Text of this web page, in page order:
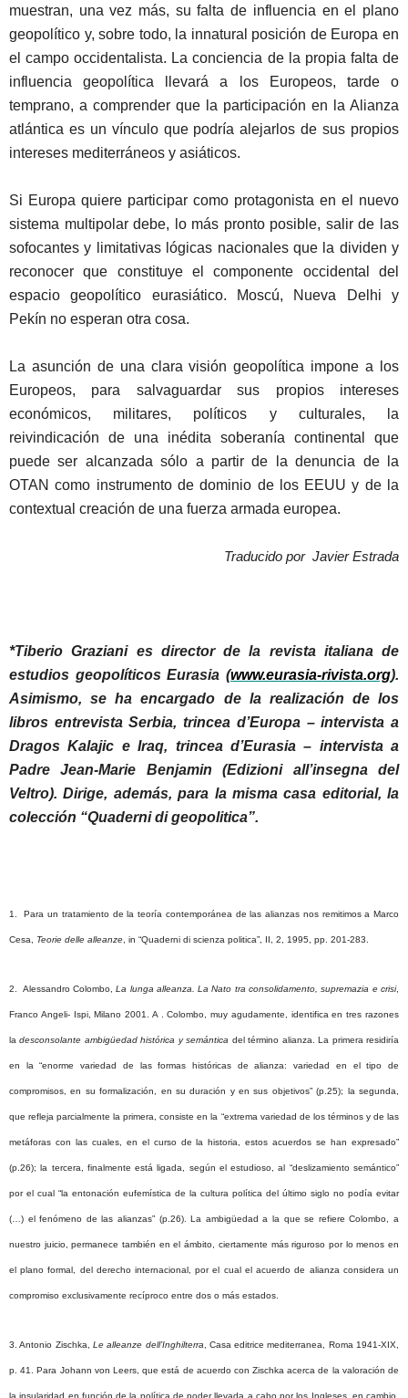
muestran, una vez más, su falta de influencia en el plano
geopolítico y, sobre todo, la innatural posición de Europa en
el campo occidentalista. La conciencia de la propia falta de
influencia geopolítica llevará a los Europeos, tarde o
temprano, a comprender que la participación en la Alianza
atlántica es un vínculo que podría alejarlos de sus propios
intereses mediterráneos y asiáticos.
Si Europa quiere participar como protagonista en el nuevo
sistema multipolar debe, lo más pronto posible, salir de las
sofocantes y limitativas lógicas nacionales que la dividen y
reconocer que constituye el componente occidental del
espacio geopolítico eurasiático. Moscú, Nueva Delhi y
Pekín no esperan otra cosa.
La asunción de una clara visión geopolítica impone a los
Europeos, para salvaguardar sus propios intereses
económicos, militares, políticos y culturales, la
reivindicación de una inédita soberanía continental que
puede ser alcanzada sólo a partir de la denuncia de la
OTAN como instrumento de dominio de los EEUU y de la
contextual creación de una fuerza armada europea.
Traducido por Javier Estrada
*Tiberio Graziani es director de la revista italiana de
estudios geopolíticos Eurasia (www.eurasia-rivista.org).
Asimismo, se ha encargado de la realización de los
libros entrevista Serbia, trincea d’Europa – intervista a
Dragos Kalajic e Iraq, trincea d’Eurasia – intervista a
Padre Jean-Marie Benjamin (Edizioni all’insegna del
Veltro). Dirige, además, para la misma casa editorial, la
colección “Quaderni di geopolitica”.
1. Para un tratamiento de la teoría contemporánea de las alianzas nos remitimos a Marco
Cesa, Teorie delle alleanze , in “Quaderni di scienza politica”, II, 2, 1995, pp. 201-283.
2. Alessandro Colombo,La lunga alleanza.La Nato tra consolidamento, supremazia e crisi,
Franco Angeli- Ispi, Milano 2001. A . Colombo, muy agudamente, identifica en tres razones
ladesconsolante ambigüedad histórica y semántica del término alianza. La primera residiría
en la “enorme variedad de las formas históricas de alianza: variedad en el tipo de
compromisos, en su formalización, en su duración y en sus objetivos” (p.25); la segunda,
que refleja parcialmente la primera, consiste en la “extrema variedad de los términos y de las
metáforas con las cuales, en el curso de la historia, estos acuerdos se han expresado”
(p.26); la tercera, finalmente está ligada, según el estudioso, al “deslizamiento semántico”
por el cual “la entonación eufemística de la cultura política del último siglo no podía evitar
(…) el fenómeno de las alianzas” (p.26). La ambigüedad a la que se refiere Colombo, a
nuestro juicio, permanece también en el ámbito, ciertamente más riguroso por lo menos en
el plano formal, del derecho internacional, por el cual el acuerdo de alianza considera un
compromiso exclusivamente recíproco entre dos o más estados.
3.Antonio Zischka Le alleanze dell’Inghilterra , Casa editrice mediterranea, Roma 1941-XIX,
p. 41 . Para Johann von Leers, que está de acuerdo con Zischka acerca de la valoración de
la insularidad en función de la política de poder llevada a cabo por los Ingleses, en cambio,